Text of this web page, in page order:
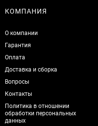
КОМПАНИЯ
О компании
Гарантия
Оплата
Доставка и сборка
Вопросы
Контакты
Политика в отношении
обработки персональных
данных